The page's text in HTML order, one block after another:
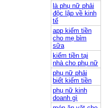
là phụ nữ phải
độc lập về kinh
tế
app kiếm tiền
cho mẹ bỉm
sữa
kiếm tiền tại
nhà cho phụ nữ
phụ nữ phải
biết kiếm tiền
phụ nữ kinh
doanh gì